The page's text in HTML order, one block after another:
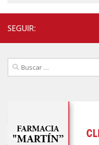
SEGUIR:
Buscar: